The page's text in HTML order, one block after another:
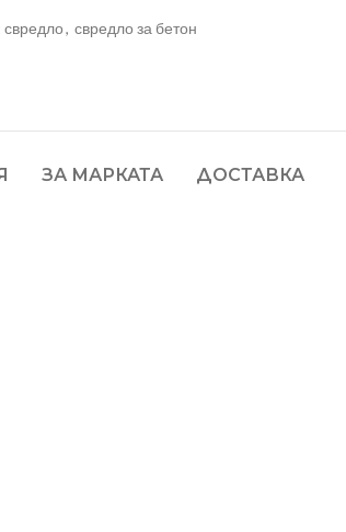
свредло, свредло за бетон
ЗА МАРКАТА ДОСТАВКА